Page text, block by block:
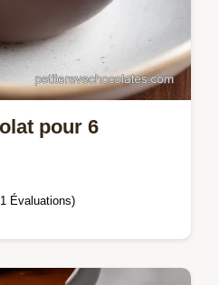
pour 6
Évaluations)